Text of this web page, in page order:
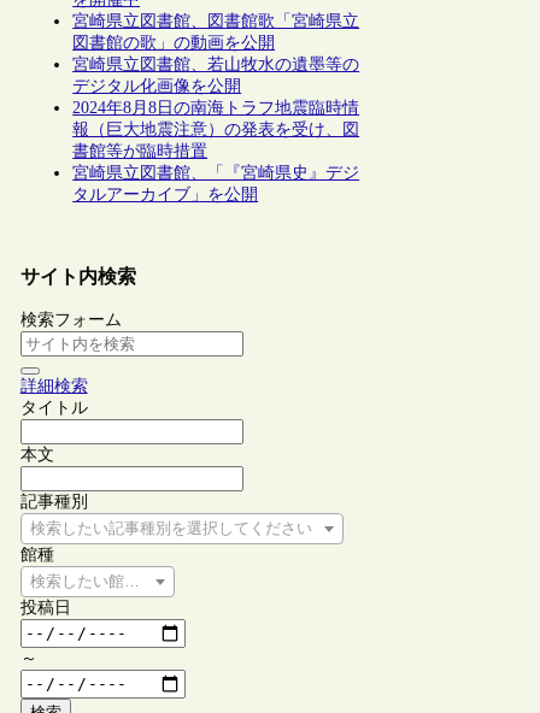
宮崎県立図書館、図書館歌「宮崎県立
図書館の歌」の動画を公開
宮崎県立図書館、若山牧水の遺墨等の
デジタル化画像を公開
2024年8月8日の南海トラフ地震臨時情
報（巨大地震注意）の発表を受け、図
書館等が臨時措置
宮崎県立図書館、「『宮崎県史』デジ
タルアーカイブ」を公開
サイト内検索
検索フォーム
詳細検索
タイトル
本文
記事種別
検索したい記事種別を選択してください
館種
検索したい館種を選択してください
投稿日
～